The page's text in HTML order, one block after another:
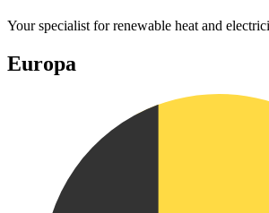
Your specialist for renewable heat and
Europa